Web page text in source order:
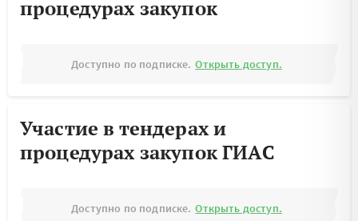
процедурах закупок
Доступно по подписке. Открыть доступ.
Участие в тендерах и
процедурах закупок ГИАС
Доступно по подписке. Открыть доступ.